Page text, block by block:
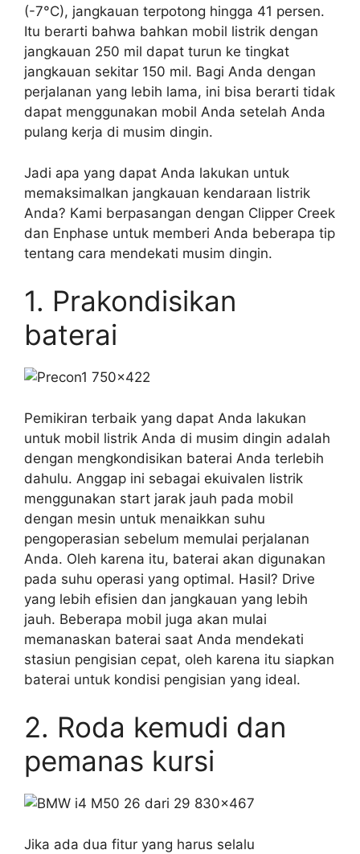
(-7°C), jangkauan terpotong hingga 41 persen.
Itu berarti bahwa bahkan mobil listrik dengan
jangkauan 250 mil dapat turun ke tingkat
jangkauan sekitar 150 mil. Bagi Anda dengan
perjalanan yang lebih lama, ini bisa berarti tidak
dapat menggunakan mobil Anda setelah Anda
pulang kerja di musim dingin.
Jadi apa yang dapat Anda lakukan untuk
memaksimalkan jangkauan kendaraan listrik
Anda? Kami berpasangan dengan Clipper Creek
dan Enphase untuk memberi Anda beberapa tip
tentang cara mendekati musim dingin.
1. Prakondisikan
baterai
Pemikiran terbaik yang dapat Anda lakukan
untuk mobil listrik Anda di musim dingin adalah
dengan mengkondisikan baterai Anda terlebih
dahulu. Anggap ini sebagai ekuivalen listrik
menggunakan start jarak jauh pada mobil
dengan mesin untuk menaikkan suhu
pengoperasian sebelum memulai perjalanan
Anda. Oleh karena itu, baterai akan digunakan
pada suhu operasi yang optimal. Hasil? Drive
yang lebih efisien dan jangkauan yang lebih
jauh. Beberapa mobil juga akan mulai
memanaskan baterai saat Anda mendekati
stasiun pengisian cepat, oleh karena itu siapkan
baterai untuk kondisi pengisian yang ideal.
2. Roda kemudi dan
pemanas kursi
Jika ada dua fitur yang harus selalu